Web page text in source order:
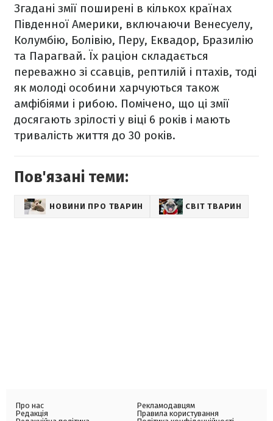
Згадані змії поширені в кількох країнах
Південної Америки, включаючи Венесуелу,
Колумбію, Болівію, Перу, Еквадор, Бразилію
та Парагвай. Їх раціон складається
переважно зі ссавців, рептилій і птахів, тоді
як молоді особини харчуються також
амфібіями і рибою. Помічено, що ці змії
досягають зрілості у віці 6 років і мають
тривалість життя до 30 років.
Пов'язані теми:
НОВИНИ ПРО ТВАРИН СВІТ ТВАРИН
Про нас
Редакція
Рекламодавцям
Правила користування